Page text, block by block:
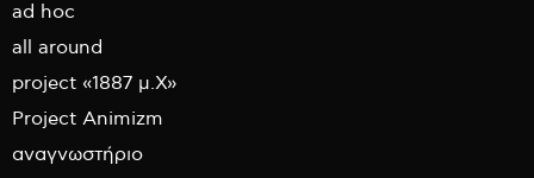
ad hoc
all around
project «1887 μ.Χ»
Project Animizm
αναγνωστήριο